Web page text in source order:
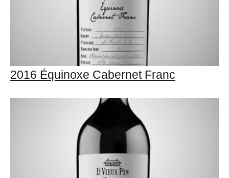
2016 Équinoxe Cabernet Franc